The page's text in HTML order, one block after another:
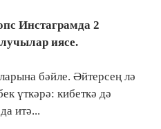
Инстаграмда 2
иясе.
бәйле. Әйтерсең лә
үткәрә: кибеткә дә
итә...